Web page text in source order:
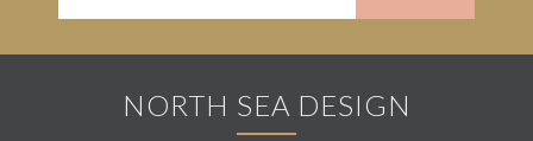
NORTH SEA DESIGN